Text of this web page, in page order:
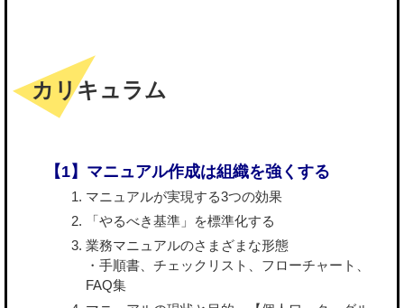
カリキュラム
【1】マニュアル作成は組織を強くする
マニュアルが実現する3つの効果
「やるべき基準」を標準化する
業務マニュアルのさまざまな形態
・手順書、チェックリスト、フローチャート、
FAQ集